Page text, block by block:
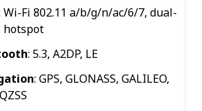
Wi-Fi 802.11 a/b/g/n/ac/6/7, dual-
hotspot
: 5.3, A2DP, LE
: GPS, GLONASS, GALILEO,